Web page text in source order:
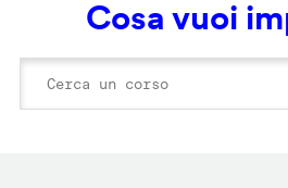
Cosa vuoi